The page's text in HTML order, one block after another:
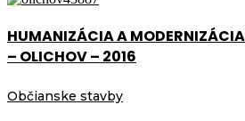
HUMANIZÁCIA A
– OLICHOV – 2016
Občianske stavby